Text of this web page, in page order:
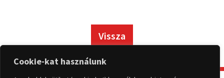
Cookie-kat használunk
Vissza